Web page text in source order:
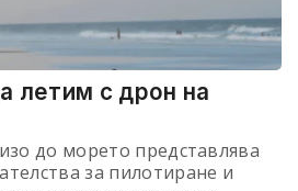
летим с дрон на
до морето представлява
за пилотиране и